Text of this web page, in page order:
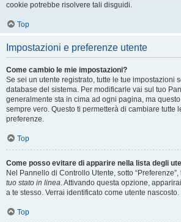
cookie potrebbe risolvere tali disguidi.
Top
Impostazioni e preferenze utente
Come cambio le mie impostazioni?
Se sei un utente registrato, tutte le tue impostazioni
database del sistema. Per modificarle vai sul tuo
generalmente sta in cima ad ogni pagina, ma
sempre vero. Questo ti permetterà di cambiare tutte
preferenze.
Top
Come posso evitare di apparire nella lista degli
Nel Pannello di Controllo Utente, sotto “Preferenze”,
tuo stato in linea. Attivando questa opzione,
a te stesso. Verrai identificato come utente nascosto.
Top